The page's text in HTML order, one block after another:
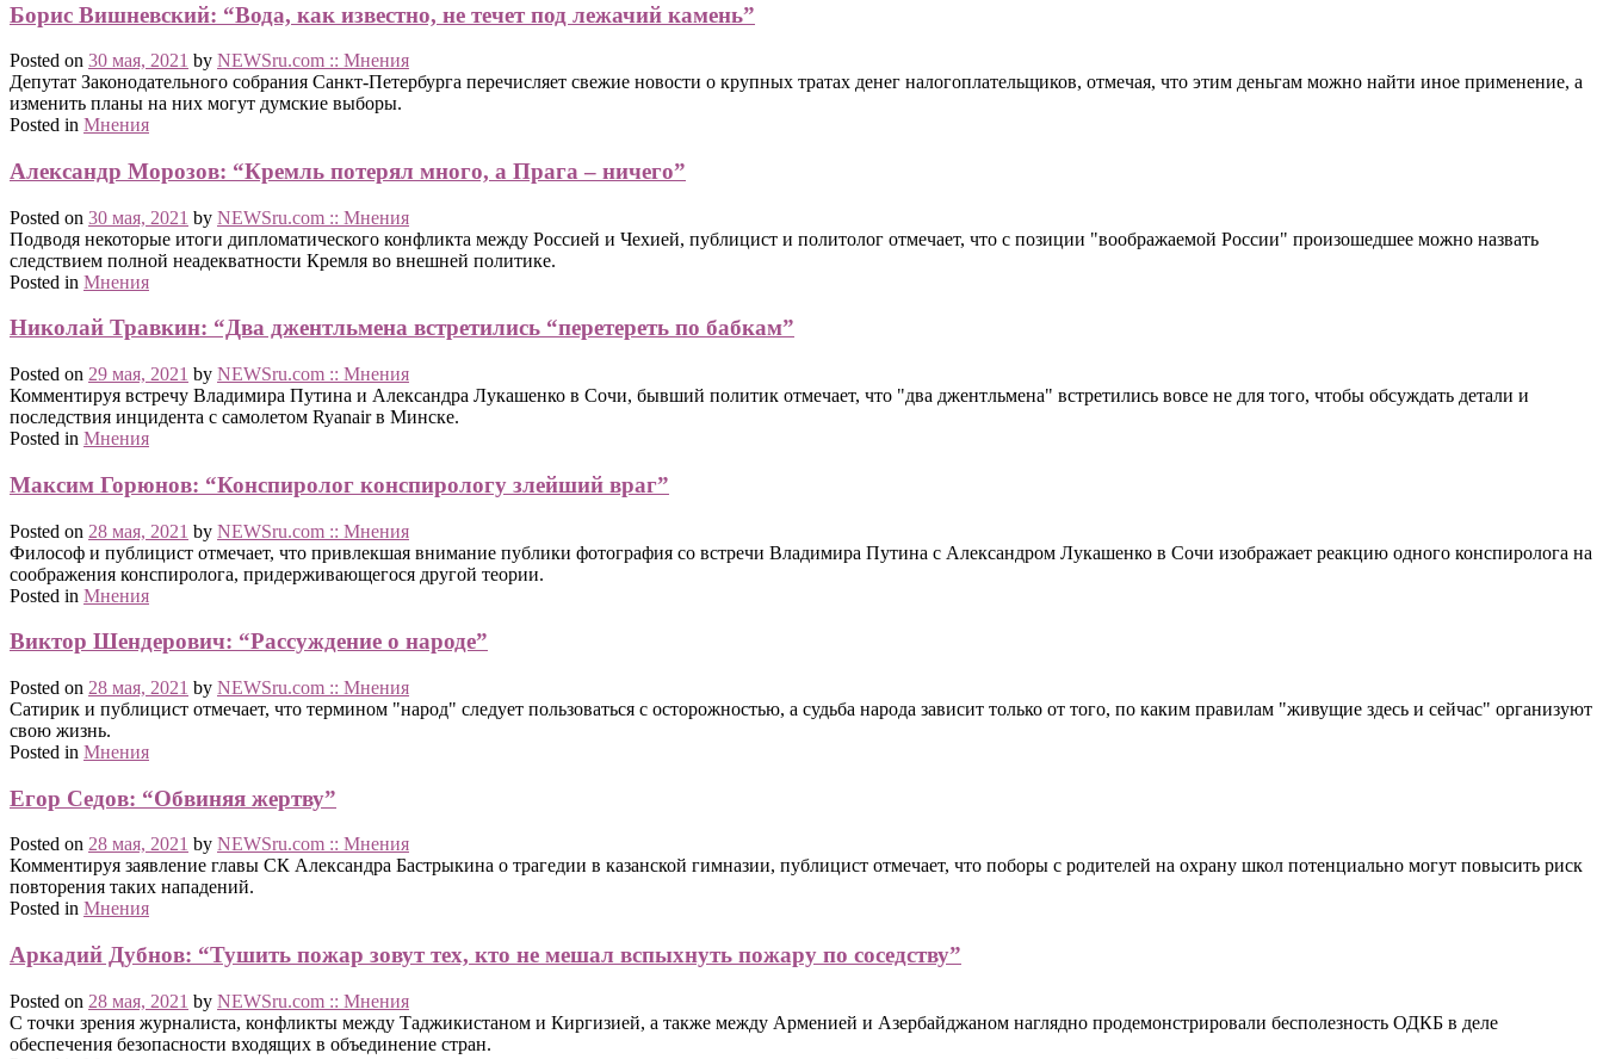
Борис Вишневский: “Вода, как известно, не течет под лежачий камень”
Posted on 30 мая, 2021 by NEWSru.com :: Мнения
Депутат Законодательного собрания Санкт-Петербурга перечисляет свежие новости о крупных тратах денег налогоплательщиков, отмечая, что этим деньгам можно найти иное применение, а
изменить планы на них могут думские выборы.
Posted in Мнения
Александр Морозов: “Кремль потерял много, а Прага – ничего”
Posted on 30 мая, 2021 by NEWSru.com :: Мнения
Подводя некоторые итоги дипломатического конфликта между Россией и Чехией, публицист и политолог отмечает, что с позиции "воображаемой России" произошедшее можно назвать
следствием полной неадекватности Кремля во внешней политике.
Posted in Мнения
Николай Травкин: “Два джентльмена встретились “перетереть по бабкам”
Posted on 29 мая, 2021 by NEWSru.com :: Мнения
Комментируя встречу Владимира Путина и Александра Лукашенко в Сочи, бывший политик отмечает, что "два джентльмена" встретились вовсе не для того, чтобы обсуждать детали и
последствия инцидента с самолетом Ryanair в Минске.
Posted in Мнения
Максим Горюнов: “Конспиролог конспирологу злейший враг”
Posted on 28 мая, 2021 by NEWSru.com :: Мнения
Философ и публицист отмечает, что привлекшая внимание публики фотография со встречи Владимира Путина с Александром Лукашенко в Сочи изображает реакцию одного конспиролога на
соображения конспиролога, придерживающегося другой теории.
Posted in Мнения
Виктор Шендерович: “Рассуждение о народе”
Posted on 28 мая, 2021 by NEWSru.com :: Мнения
Сатирик и публицист отмечает, что термином "народ" следует пользоваться с осторожностью, а судьба народа зависит только от того, по каким правилам "живущие здесь и сейчас" организуют
свою жизнь.
Posted in Мнения
Егор Седов: “Обвиняя жертву”
Posted on 28 мая, 2021 by NEWSru.com :: Мнения
Комментируя заявление главы СК Александра Бастрыкина о трагедии в казанской гимназии, публицист отмечает, что поборы с родителей на охрану школ потенциально могут повысить риск
повторения таких нападений.
Posted in Мнения
Аркадий Дубнов: “Тушить пожар зовут тех, кто не мешал вспыхнуть пожару по соседству”
Posted on 28 мая, 2021 by NEWSru.com :: Мнения
С точки зрения журналиста, конфликты между Таджикистаном и Киргизией, а также между Арменией и Азербайджаном наглядно продемонстрировали бесполезность ОДКБ в деле
обеспечения безопасности входящих в объединение стран.